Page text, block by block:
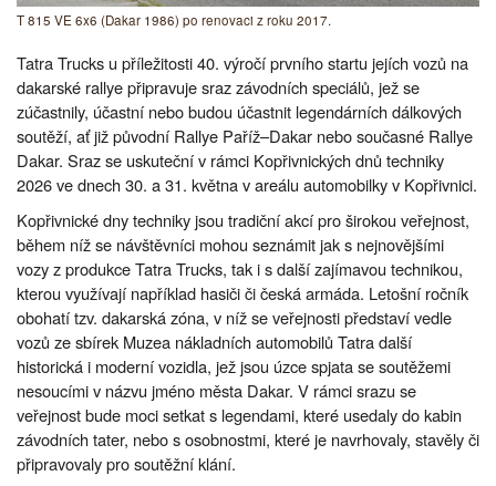
T 815 VE 6x6 (Dakar 1986) po renovaci z roku 2017.
Tatra Trucks u příležitosti 40. výročí prvního startu jejích vozů na
dakarské rallye připravuje sraz závodních speciálů, jež se
zúčastnily, účastní nebo budou účastnit legendárních dálkových
soutěží, ať již původní Rallye Paříž–Dakar nebo současné Rallye
Dakar. Sraz se uskuteční v rámci Kopřivnických dnů techniky
2026 ve dnech 30. a 31. května v areálu automobilky v Kopřivnici.
Kopřivnické dny techniky jsou tradiční akcí pro širokou veřejnost,
během níž se návštěvníci mohou seznámit jak s nejnovějšími
vozy z produkce Tatra Trucks, tak i s další zajímavou technikou,
kterou využívají například hasiči či česká armáda. Letošní ročník
obohatí tzv. dakarská zóna, v níž se veřejnosti představí vedle
vozů ze sbírek Muzea nákladních automobilů Tatra další
historická i moderní vozidla, jež jsou úzce spjata se soutěžemi
nesoucími v názvu jméno města Dakar. V rámci srazu se
veřejnost bude moci setkat s legendami, které usedaly do kabin
závodních tater, nebo s osobnostmi, které je navrhovaly, stavěly či
připravovaly pro soutěžní klání.